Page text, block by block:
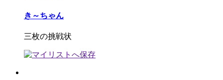
き～ちゃん
三枚の挑戦状